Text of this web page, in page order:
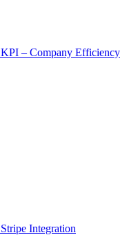
KPI – Company Efficiency
Stripe Integration